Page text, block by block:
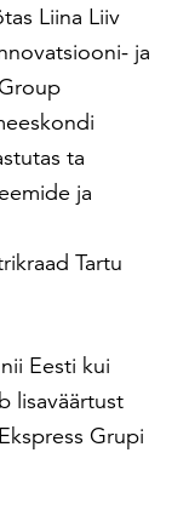
Liina Liiv
ja
ta
ja
Tartu
Eesti kui
lisaväärtust
Grupi